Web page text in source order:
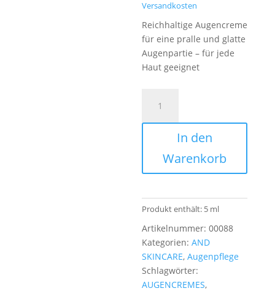
Versandkosten
Reichhaltige Augencreme
für eine pralle und glatte
Augenpartie – für jede
Haut geeignet
Crystal
Eye
Menge
In den
Warenkorb
Produkt enthält: 5 ml
Artikelnummer:00088
Kategorien:AND
SKINCARE,Augenpflege
Schlagwörter:
AUGENCREMES,